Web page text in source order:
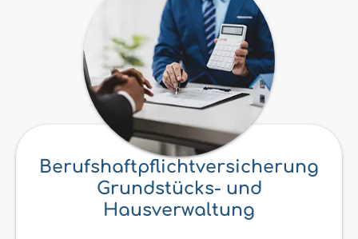
Berufshaftpflichtversicherung
Grundstücks- und
Hausverwaltung